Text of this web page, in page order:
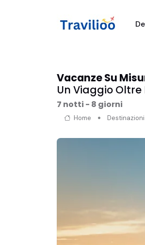
Vacanze Su
Un Viaggio Oltre
7 notti - 8 giorni
Home Destinazioni